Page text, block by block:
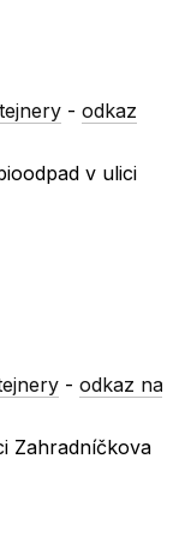
-odkaz
v ulici
-odkaz na
Zahradníčkova